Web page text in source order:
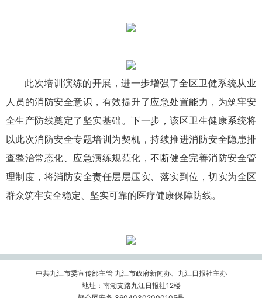
此次培训演练的开展，进一步增强了全区卫健系统从业
人员的消防安全意识，有效提升了应急处置能力，为筑牢安
全生产防线奠定了坚实基础。下一步，该区卫生健康系统将
以此次消防安全专题培训为契机，持续推进消防安全隐患排
查整治常态化、应急演练规范化，不断健全完善消防安全管
理制度，将消防安全责任层层压实、落实到位，切实为全区
群众筑牢安全稳定、坚实可靠的医疗健康保障防线。
中共九江市委宣传部主管 九江市政府新闻办、九江日报社主办
地址：南湖支路九江日报社12楼